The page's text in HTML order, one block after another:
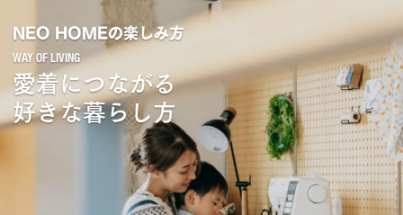
NEO HOMEの楽しみ方
愛着につながる
好きな暮らし方